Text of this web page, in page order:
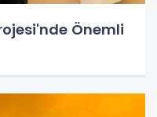
Önemli